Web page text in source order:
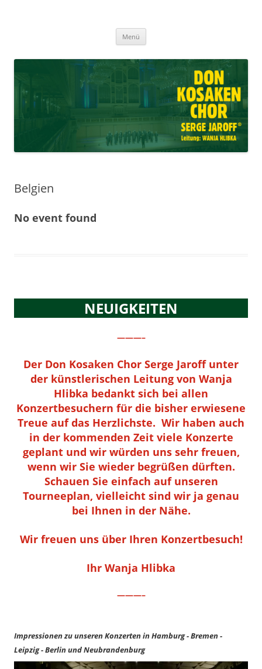
Leitung: Wanja Hlibka
Menü
Belgien
No event found
NEUIGKEITEN
———–
Der Don Kosaken Chor Serge Jaroff unter
der künstlerischen Leitung von Wanja
Hlibka bedankt sich bei allen
Konzertbesuchern für die bisher erwiesene
Treue auf das Herzlichste. Wir haben auch
in der kommenden Zeit viele Konzerte
geplant und wir würden uns sehr freuen,
wenn wir Sie wieder begrüßen dürften.
Schauen Sie einfach auf unseren
Tourneeplan, vielleicht sind wir ja genau
bei Ihnen in der Nähe.
Wir freuen uns über Ihren Konzertbesuch!
Ihr Wanja Hlibka
———–
Impressionen zu unseren Konzerten in Hamburg - Bremen -
Leipzig - Berlin und Neubrandenburg